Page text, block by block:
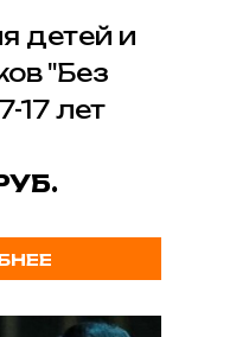
детей и
"Без
17 лет